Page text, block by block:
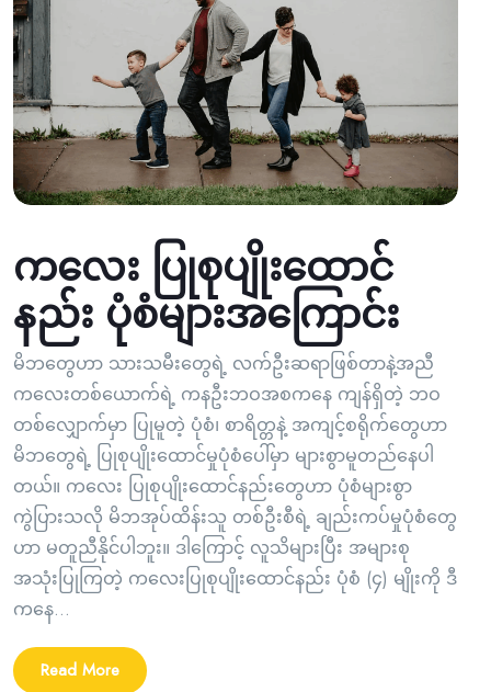
ကလေး ပြုစုပျိုးထောင်
နည်း ပုံစံများအကြောင်း
မိဘတွေဟာ သားသမီးတွေရဲ့ လက်ဦးဆရာဖြစ်တာနဲ့အညီ
ကလေးတစ်ယောက်ရဲ့ ကနဦးဘဝအစကနေ ကျန်ရှိတဲ့ ဘဝ
တစ်လျှောက်မှာ ပြုမူတဲ့ ပုံစံ၊ စာရိတ္တနဲ့ အကျင့်စရိုက်တွေဟာ
မိဘတွေရဲ့ ပြုစုပျိုးထောင်မှုပုံစံပေါ်မှာ များစွာမူတည်နေပါ
တယ်။ ကလေး ပြုစုပျိုးထောင်နည်းတွေဟာ ပုံစံများစွာ
ကွဲပြားသလို မိဘအုပ်ထိန်းသူ တစ်ဦးစီရဲ့ ချည်းကပ်မှုပုံစံတွေ
ဟာ မတူညီနိုင်ပါဘူး။ ဒါကြောင့် လူသိများပြီး အများစု
အသုံးပြုကြတဲ့ ကလေးပြုစုပျိုးထောင်နည်း ပုံစံ (၄) မျိုးကို ဒီ
ကနေ...
Read More